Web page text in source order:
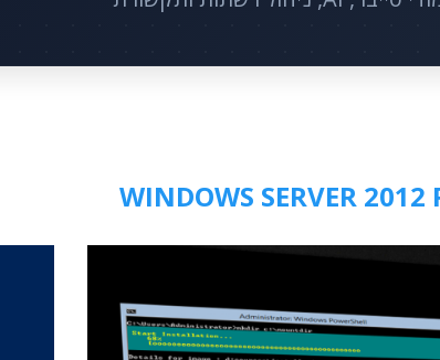
WINDOWS SERVER 2012